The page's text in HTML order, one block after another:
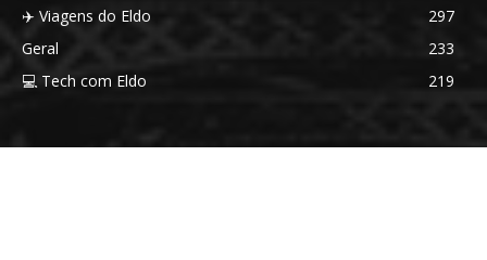
✈️ Viagens do Eldo
297
Geral
233
💻 Tech com Eldo
219